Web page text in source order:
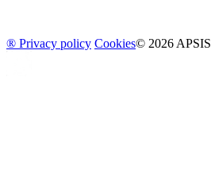
® Privacy policy Cookies© 2026 APSIS